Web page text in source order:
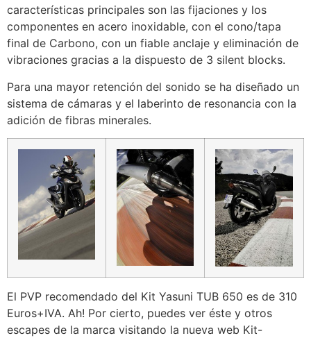
características principales son las fijaciones y los
componentes en acero inoxidable, con el cono/tapa
final de Carbono, con un fiable anclaje y eliminación de
vibraciones gracias a la dispuesto de 3 silent blocks.
Para una mayor retención del sonido se ha diseñado un
sistema de cámaras y el laberinto de resonancia con la
adición de fibras minerales.
El PVP recomendado del Kit Yasuni TUB 650 es de 310
Euros+IVA. Ah! Por cierto, puedes ver éste y otros
escapes de la marca visitando la nueva web Kit-